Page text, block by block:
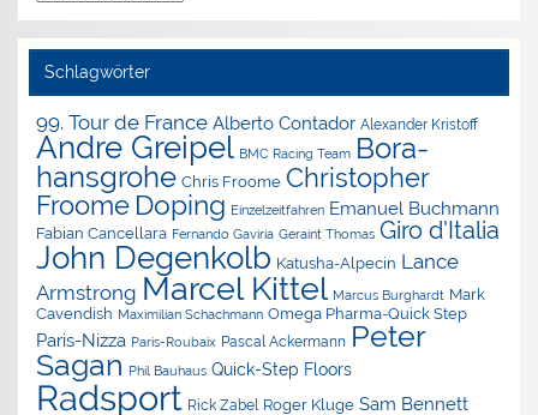
Archiv
Schlagwörter
99. Tour de France Alberto Contador Alexander Kristoff
Andre Greipel BMC Racing Team Bora-
hansgrohe Chris Froome Christopher
Froome Doping Einzelzeitfahren Emanuel Buchmann
Fabian Cancellara Fernando Gaviria Geraint Thomas Giro d'Italia
John Degenkolb Katusha-Alpecin Lance
Armstrong Marcel Kittel Marcus Burghardt Mark
Cavendish Maximilian Schachmann Omega Pharma-Quick Step
Paris-Nizza Paris-Roubaix Pascal Ackermann Peter
Sagan Phil Bauhaus Quick-Step Floors
Radsport Rick Zabel Roger Kluge Sam Bennett